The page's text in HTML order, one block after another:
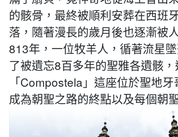
的骸骨，最終被順利安葬在西班
落，隨著漫長的歲月後也逐漸被
813年，一位牧羊人，循著流星
了被遺忘8百多年的聖雅各遺骸
「Compostela」這座位於聖地
成為朝聖之路的終點以及每個朝